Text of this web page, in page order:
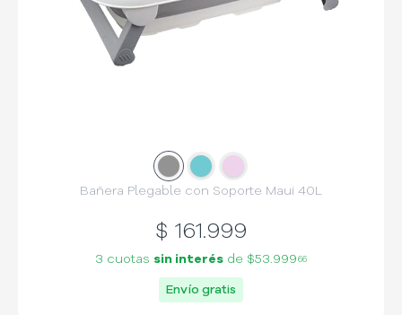
Slide 1
Slide 2
Slide
Bañera Plegable con Soporte Maui 40L
$ 161.999
3 cuotas sin interés de $53.999 66
Envío gratis